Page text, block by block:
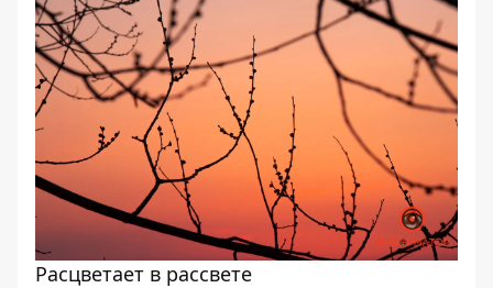
Расцветает в рассвете